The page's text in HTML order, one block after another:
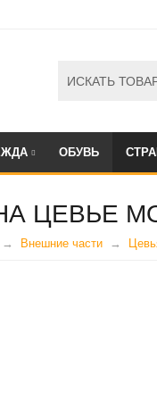
ОБУВЬ
ЦЕВЬЕ
Внешние части